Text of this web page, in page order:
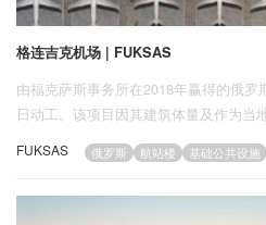
格连吉克机场 | FUKSAS
由福克萨斯事务所在2018年赢得的俄
日动工。该项目因其建筑体量及作为当
FUKSAS 俄罗斯 航站楼 基础公共设施